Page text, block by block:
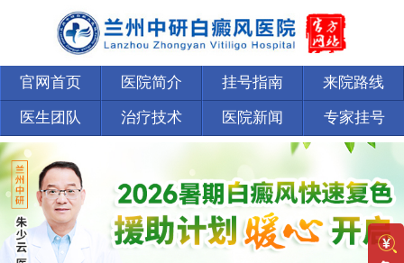
官网首页 医院简介 挂号指南 来院路线
医生团队 治疗技术 医院新闻 专家挂号